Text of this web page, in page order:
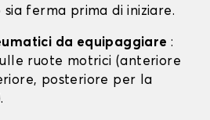
ferma prima di iniziare.
da equipaggiare :
ruote motrici (anteriore
posteriore per la